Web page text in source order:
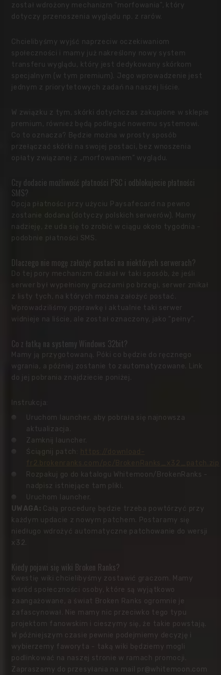
został wdrożony mechanizm "morfowania", który
dotyczy przenoszenia wyglądu np. z rarów.
Chcielibyśmy wyjść naprzeciw oczekiwaniom
społeczności i mamy już nakreślony nowy system
transferu wyglądu, który jest dedykowany skórkom
specjalnym (w tym premium). Jego wprowadzenie jest
jednym z priorytetowych zadań na naszej liście.
W związku z tym, skórki dotychczas zakupione w sklepie
premium, również będą podlegać nowemu systemowi.
Co to oznacza? Będzie można w prosty sposób
przełączać skórki na swojej postaci, bez wnoszenia
opłaty związanej z „morfowaniem” wyglądu.
Czy dodacie możliwość płatności PSC i odblokujecie płatności
SMS?
Opcja płatności przy użyciu Paysafecard na pewno
zostanie dodana (dotyczy polskich serwerów). Mamy
nadzieję, że uda się to zrobić w ciągu około tygodnia -
podobnie płatności SMS.
Dlaczego nie mogę założyć postaci na niektórych serwerach?
Do tej pory mechanizm działał w taki sposób, że jeśli
serwer był wypełniony graczami po brzegi, serwer znikał
z listy tych, na których można założyć postać.
Wprowadziliśmy poprawkę i aktualnie taki serwer
widnieje na liście, ale został oznaczony, jako “pełny”.
Co z łatką na systemy Windows 32bit?
Mamy ją przygotowaną. Póki co będzie do ręcznego
wgrania, a później zostanie to zautomatyzowane. Link
do jej pobrania znajdziecie poniżej.
Instrukcja:
Uruchom launcher, aby pobrała się najnowsza
aktualizacja.
Zamknij launcher.
Ściągnij patch:
Rozpakuj go do katalogu Whitemoon/BrokenRanks -
nadpisz istniejące tam pliki.
Uruchom launcher.
UWAGA: Całą procedurę będzie trzeba powtórzyć przy
każdym updacie z nowym patchem. Postaramy się
niedługo wdrożyć automatyczne patchowanie do wersji
x32.
Kiedy pojawi się wiki Broken Ranks?
Kwestię wiki chcielibyśmy zostawić graczom. Mamy
wśród społeczności osoby, które są wyjątkowo
zaangażowane, a świat Broken Ranks ogromnie je
zafascynował. Nie mamy nic przeciwko tego typu
projektom fanowskim i cieszymy się, że takie powstają.
W późniejszym czasie pewnie podejmiemy decyzję i
wybierzemy faworyta - taką wiki będziemy mogli
podlinkować na naszej stronie w ramach promocji.
Zapraszamy do przesyłania na mail pr@whitemoon.com